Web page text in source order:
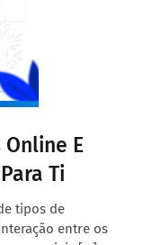
E
Ti
tipos de
entre os